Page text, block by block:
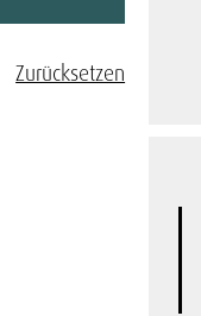
Zurücksetzen